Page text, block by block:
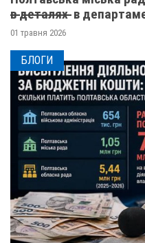
в̶ ̶д̶е̶т̶а̶л̶я̶х̶ ̶ в
01 травня 2026
БЛОГИ